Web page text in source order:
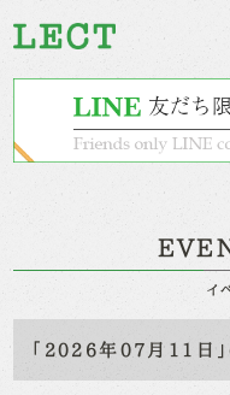
イ
「2026年07月11日」